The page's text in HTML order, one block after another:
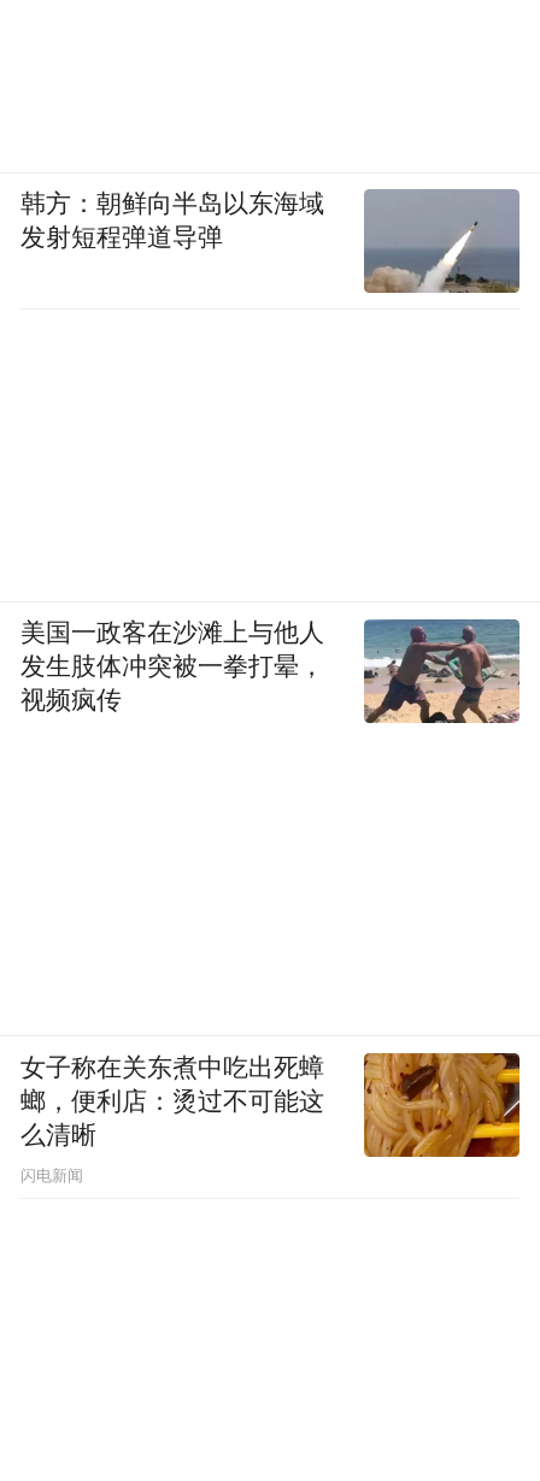
韩方：朝鲜向半岛以东海域
发射短程弹道导弹
美国一政客在沙滩上与他人
发生肢体冲突被一拳打晕，
视频疯传
女子称在关东煮中吃出死蟑
螂，便利店：烫过不可能这
么清晰
闪电新闻